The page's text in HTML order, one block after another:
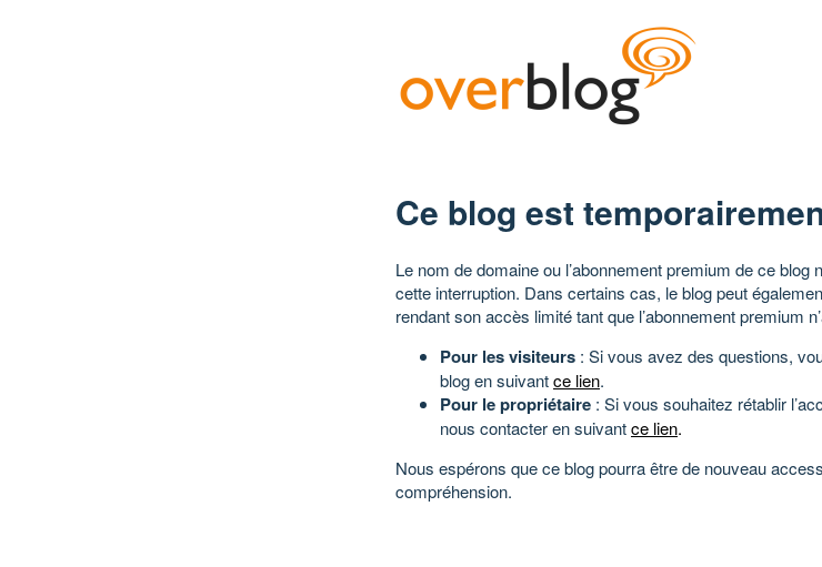
Ce blog est
Le nom de domaine ou l’abonnement premium de ce blog
cette interruption. Dans certains cas, le blog peut
rendant son accès limité tant que l’abonnement premium
Pour les visiteurs : Si vous avez des questions,
blog en suivantce lien.
Pour le propriétaire : Si vous souhaitez rétablir
nous contacter en suivantce lien.
Nous espérons que ce blog pourra être de nouveau
compréhension.